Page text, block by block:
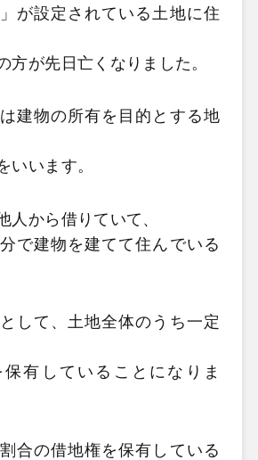
が設定されている土地に住
方が先日亡くなりました。
は建物の所有を目的とする地
いいます。
人から借りていて、
で建物を建てて住んでいる
して、土地全体のうち一定
保有していることになりま
合の借地権を保有している